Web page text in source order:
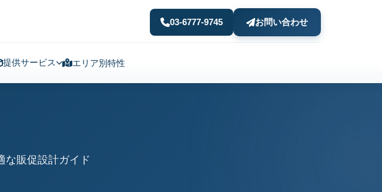
03-6777-9745 お問い合わせ
提供サービス エリア別特性
な販促設計ガイド